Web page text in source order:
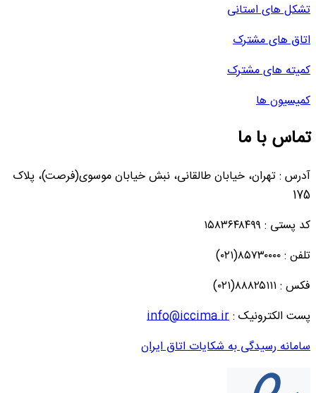
تشکل های استانی
اتاق های مشترک
کمیته های مشترک
کمیسیون ها
تماس با ما
آدرس : تهران، خیابان طالقانی، نبش خیابان موسوی(فرصت)، پلاک
175
کد پستی : ۱۵۸۳۶۴۸۴۹۹
تلفن : ۸۵۷۳۰۰۰۰(۰۲۱)
فکس : ۸۸۸۲۵۱۱۱(۰۲۱)
پست الکترونیک :info@iccima.ir
سامانه رسیدگی به شکایات اتاق ایران